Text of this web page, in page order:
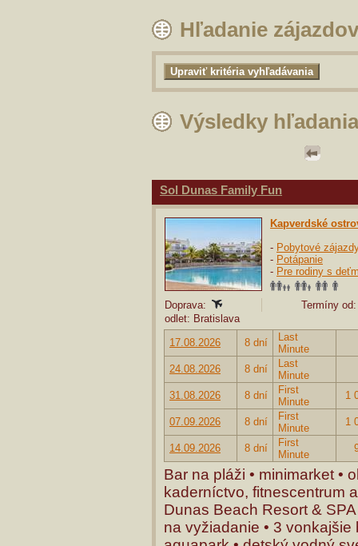
Hľadanie zájazdov
Výsledky hľadania
Sol Dunas Family Fun
Kapverdské
- Pobytové
- Potápanie
- Pre rodiny s
Doprava:
Termíny
odlet: Bratislava
17.08.2026
8 dní
Last
Minute
24.08.2026
8 dní
Last
Minute
31.08.2026
8 dní
First
Minute
1
07.09.2026 8 dní
First
Minute
1
14.09.2026 8 dní
First
Minute
Bar na pláži • minimarket •
kaderníctvo, fitnescentrum
Dunas Beach Resort &
na vyžiadanie • 3